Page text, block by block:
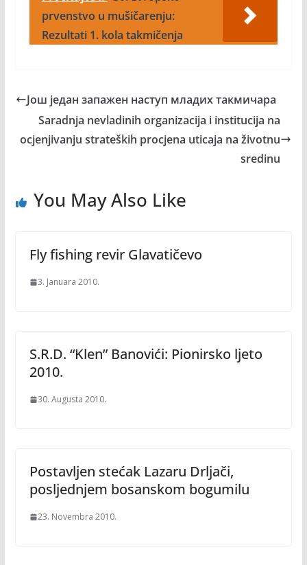
prvenstvo u mušičarenju:
Rezultati 1. kola takmičenja
Још један запажен наступ младих такмичара
Saradnja nevladinih organizacija i institucija na
ocjenjivanju strateških procjena uticaja na životnu
sredinu
You May Also Like
Fly fishing revir Glavatičevo
3. Januara 2010.
S.R.D. “Klen” Banovići: Pionirsko ljeto
2010.
30. Augusta 2010.
Postavljen stećak Lazaru Drljači,
posljednjem bosanskom bogumilu
23. Novembra 2010.